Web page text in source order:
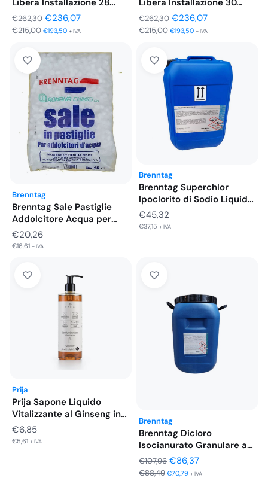
€262,30 Il
prezzo
era:
€262,30.
€236,07Il
prezzo
è:
€236,07.
€215,00 €193,50 + IVA
€262,30 Il
prezzo
era:
€262,30.
€236,07Il
prezzo
è:
€236,07.
€215,00 €193,50 + IVA
Brenntag
Brenntag Sale Pastiglie
Addolcitore Acqua per
Impianti Piscina…
€20,26
€16,61 + IVA
Brenntag
Brenntag Superchlor
Ipoclorito di Sodio Liquido
15 %…
€45,32
€37,15 + IVA
Prija
Prija Sapone Liquido
Vitalizzante al Ginseng in
Flacone…
€6,85
€5,61 + IVA
Brenntag
Brenntag Dicloro
Isocianurato Granulare a
Rapida Dissoluzione 56%…
€107,96 Il
prezzo
€86,37Il
prezzo
€88,49 €70,79 + IVA